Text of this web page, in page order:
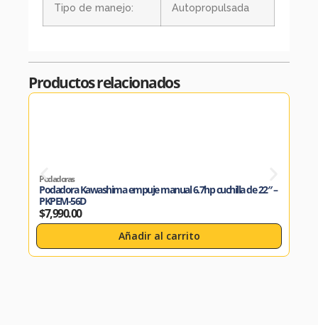
Tipo de manejo: Autopropulsada
Productos relacionados
Podadoras
Podadora Kawashima empuje manual 6.7hp cuchilla de 22″ –
PKPEM-56D
$7,990.00
Añadir al carrito